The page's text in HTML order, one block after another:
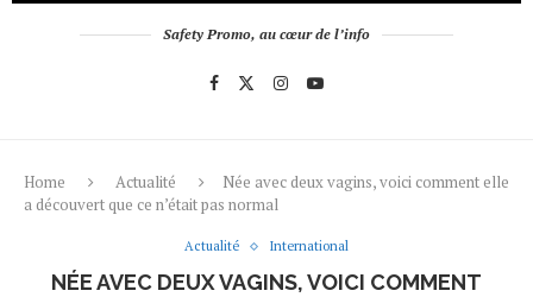
Safety Promo, au cœur de l’info
Home Actualité
Née avec deux vagins, voici comment elle
a découvert que ce n’était pas normal
Actualité International
NÉE AVEC DEUX VAGINS, VOICI COMMENT